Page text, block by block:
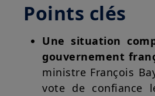
Points clés
Une situation
gouvernement
ministre François
vote de confiance